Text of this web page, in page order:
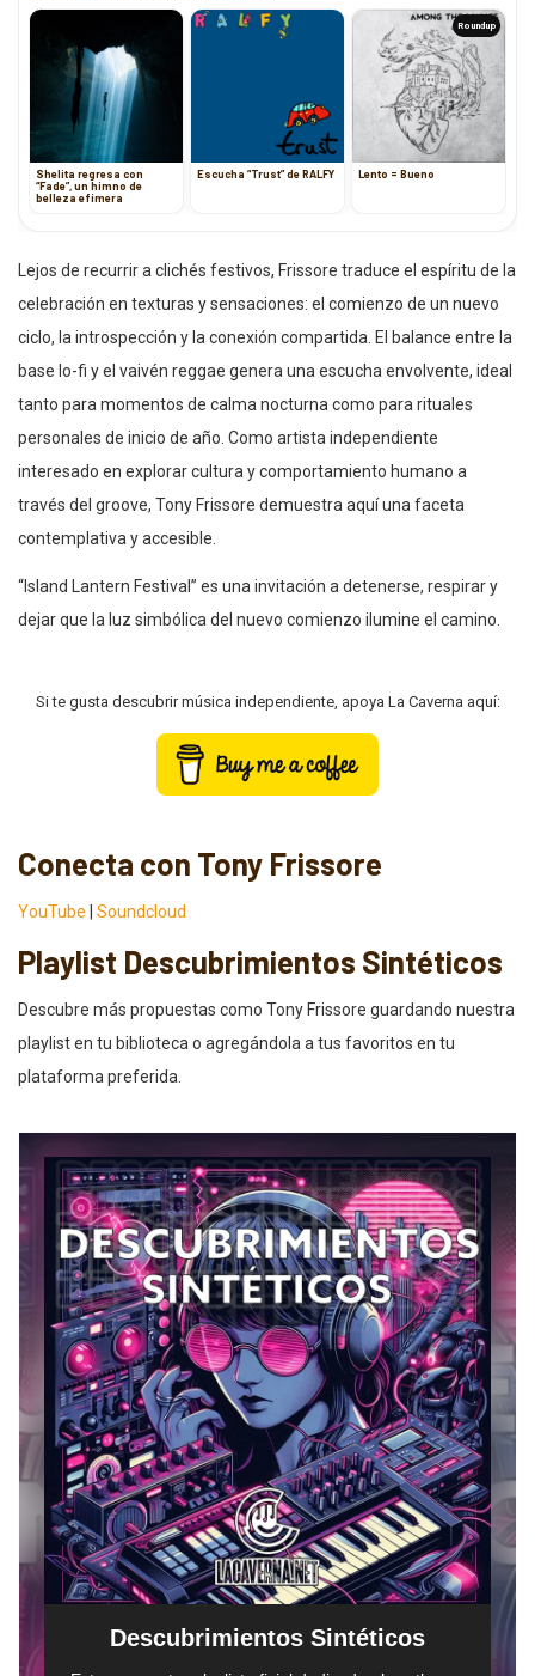
Shelita regresa con
“Fade”, un himno de
belleza efímera
Escucha “Trust” de RALFY
Roundup
Lento = Bueno
Lejos de recurrir a clichés festivos, Frissore traduce el espíritu de la
celebración en texturas y sensaciones: el comienzo de un nuevo
ciclo, la introspección y la conexión compartida. El balance entre la
base lo-fi y el vaivén reggae genera una escucha envolvente, ideal
tanto para momentos de calma nocturna como para rituales
personales de inicio de año. Como artista independiente
interesado en explorar cultura y comportamiento humano a
través del groove, Tony Frissore demuestra aquí una faceta
contemplativa y accesible.
“Island Lantern Festival” es una invitación a detenerse, respirar y
dejar que la luz simbólica del nuevo comienzo ilumine el camino.
Si te gusta descubrir música independiente, apoya La Caverna aquí:
Conecta con Tony Frissore
YouTube Soundcloud
Playlist Descubrimientos Sintéticos
Descubre más propuestas como Tony Frissore guardando nuestra
playlist en tu biblioteca o agregándola a tus favoritos en tu
plataforma preferida.